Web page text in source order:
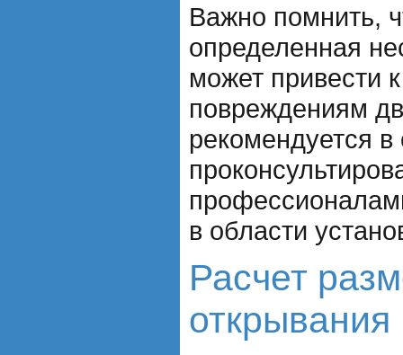
Важно помнить,
определенная
может привести
повреждениям
рекомендуется
в области
Расчет
открывания